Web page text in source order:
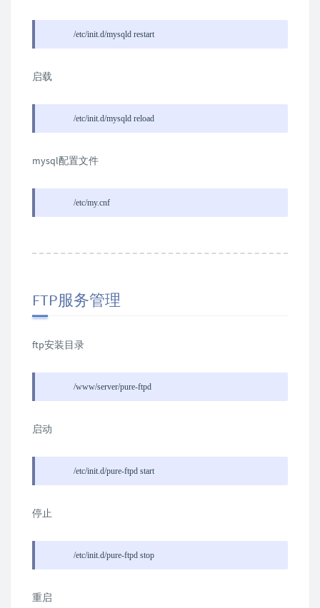
/etc/init.d/mysqld restart
启载
/etc/init.d/mysqld reload
mysql配置文件
/etc/my.cnf
FTP服务管理
ftp安装目录
/www/server/pure-ftpd
启动
/etc/init.d/pure-ftpd start
停止
/etc/init.d/pure-ftpd stop
重启